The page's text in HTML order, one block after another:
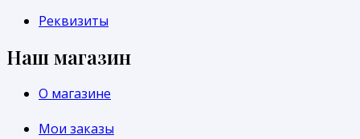
Реквизиты
Наш магазин
О магазине
Мои заказы